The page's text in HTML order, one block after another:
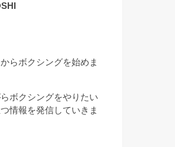
らボクシングを始めま
ボクシングをやりたい
情報を発信していきま